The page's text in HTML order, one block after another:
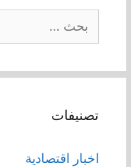
البحث
عن:
تصنيفات
اخبار اقتصادية